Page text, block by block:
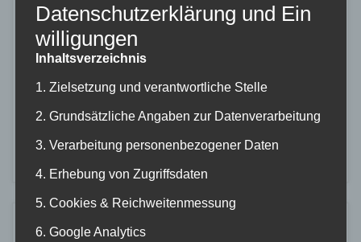
Freiburg ein. Ort: Clubheim des 1. Tauchclub
Freiburg, Schlettstadter St. 43, 79110 Freiburg
Termin: Freitag, 31. März 2023 (kein Training!)
Ab 18:30 Uhr Registrierung und kleiner
Imbiss 19:30 Uhr Sitzungsbeginn Da es
Weiterlesen
OKT.
Clubheimputzete am
Datenschutzerklärung und Ein
willigungen
Inhaltsverzeichnis
1. Zielsetzung und verantwortliche Stelle
2. Grundsätzliche Angaben zur Datenverarbeitung
3. Verarbeitung personenbezogener Daten
4. Erhebung von Zugriffsdaten
5. Cookies & Reichweitenmessung
6. Google Analytics